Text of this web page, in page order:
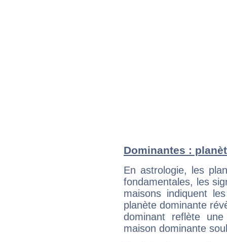
Dominantes :
En astrologie, les
fondamentales, les
maisons indiquent
planète dominante
dominant reflète
maison dominante